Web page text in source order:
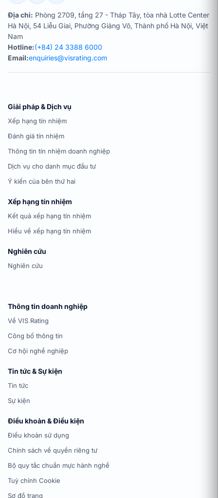
Địa chỉ: Phòng 2709, tầng 27 - Tháp Tây, tòa nhà Lotte Center
Hà Nội, 54 Liễu Giai, Phường Giảng Võ, Thành phố Hà Nội, Việt
Nam
Hotline:(+84) 24 3388 6000
Email:enquiries@visrating.com
Giải pháp & Dịch vụ
Xếp hạng tín nhiệm
Đánh giá tín nhiệm
Thông tin tín nhiệm doanh nghiệp
Dịch vụ cho danh mục đầu tư
Ý kiến của bên thứ hai
Xếp hạng tín nhiệm
Kết quả xếp hạng tín nhiệm
Hiểu về xếp hạng tín nhiệm
Nghiên cứu
Nghiên cứu
Thông tin doanh nghiệp
Về VIS Rating
Công bố thông tin
Cơ hội nghề nghiệp
Tin tức & Sự kiện
Tin tức
Sự kiện
Điều khoản & Điều kiện
Điều khoản sử dụng
Chính sách về quyền riêng tư
Bộ quy tắc chuẩn mực hành nghề
Tuỳ chỉnh Cookie
Sơ đồ trang